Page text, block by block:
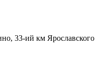
33-ий км Ярославского